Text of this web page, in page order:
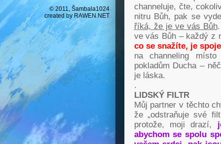
channeluje, čte,
nitru Bůh, pak se
říká, že je ve vás Bůh
ve vás Bůh – každý z
co se snažíte, je
na channeling
pokladům Ducha –
je láska.
.
LIDSKÝ FILTR
Můj partner v těchto
že „odstraňuje své
protože, moji drazí,
abychom se spolu
© 2011, Šambala1024
created by RAWEN.NET